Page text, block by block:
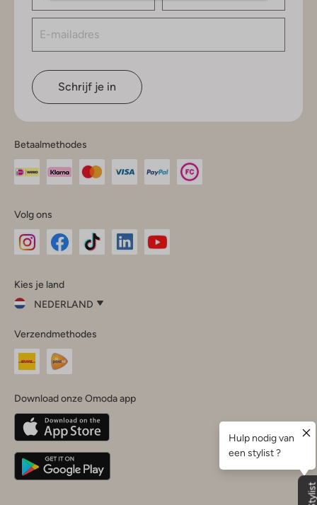
Schrijf je in
Betaalmethodes
Volg ons
InstagramFacebook
Kies je land
NEDERLAND
je
land
Nederland
Belgique(Français)
Deutschland
Verzendmethodes
Download onze Omoda app